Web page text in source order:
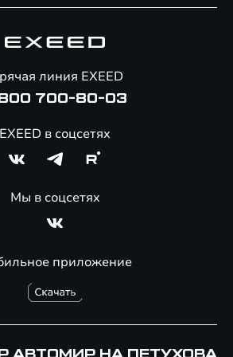
приложение
линия EXEED
700-80-03
EXEED в соцсетях
Мы в соцсетях